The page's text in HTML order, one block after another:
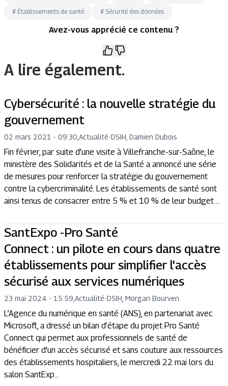
# Établissements de santé # Sécurité des données
Avez-vous apprécié ce contenu ?
A lire également.
Cybersécurité : la nouvelle stratégie du
gouvernement
02 mars 2021 - 09:30 Actualité-DSIH, Damien Dubois
Fin février, par suite d’une visite à Villefranche-sur-Saône, le
ministère des Solidarités et de la Santé a annoncé une série
de mesures pour renforcer la stratégie du gouvernement
contre la cybercriminalité. Les établissements de santé sont
ainsi tenus de consacrer entre 5 % et 10 % de leur budget ...
SantExpo -Pro Santé
Connect : un pilote en cours dans quatre
établissements pour simplifier l'accès
sécurisé aux services numériques
23 mai 2024 - 15:59 Actualité-DSIH, Morgan Bourven
L’Agence du numérique en santé (ANS), en partenariat avec
Microsoft, a dressé un bilan d’étape du projet Pro Santé
Connect qui permet aux professionnels de santé de
bénéficier d'un accès sécurisé et sans couture aux ressources
des établissements hospitaliers, le mercredi 22 mai lors du
salon SantExp...